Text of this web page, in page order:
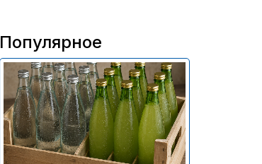
Популярное
В России приостановили
продажу более 70 тыс.
бутылок питьевой воды и
безалкогольных напитков
армянского производства